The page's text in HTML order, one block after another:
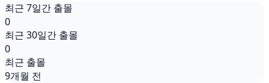
최근 7일간 출몰
0
최근 30일간 출몰
0
최근 출몰
9개월 전